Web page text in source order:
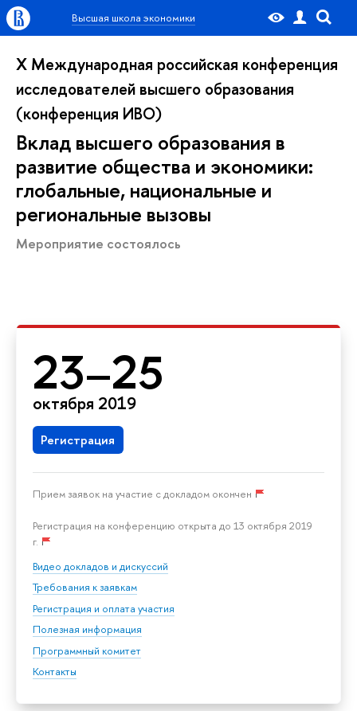
Высшая школа экономики
X Международная российская конференция
исследователей высшего образования
(конференция ИВО)
Вклад высшего образования в
развитие общества и экономики:
глобальные, национальные и
региональные вызовы
Мероприятие состоялось
23–25
октября 2019
Регистрация
Прием заявок на участие с докладом окончен
Регистрация на конференцию открыта до 13 октября 2019
г.
Видео докладов и дискуссий
Требования к заявкам
Регистрация и оплата участия
Полезная информация
Программный комитет
Контакты